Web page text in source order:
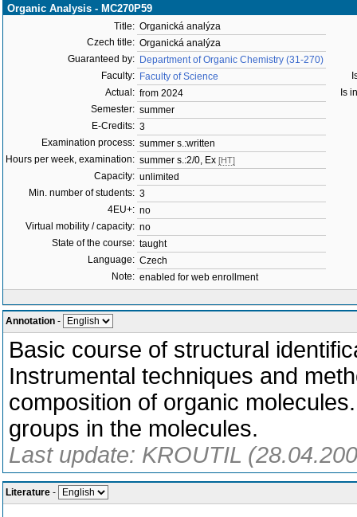
Organic Analysis - MC270P59
Title: Organická analýza
Czech title: Organická analýza
Guaranteed by: Department of Organic Chemistry (31-270)
Faculty: Faculty of Science
Actual: from 2024
Semester: summer
E-Credits: 3
Examination process: summer s.:written
Hours per week, examination: summer s.:2/0, Ex [HT]
Capacity: unlimited
Min. number of students: 3
4EU+: no
Virtual mobility / capacity: no
State of the course: taught
Language: Czech
Note: enabled for web enrollment
Is
Annotation -
Basic course of structural
Instrumental techniques and
composition of organic
groups in the molecules.
Last update: KROUTIL
Literature -